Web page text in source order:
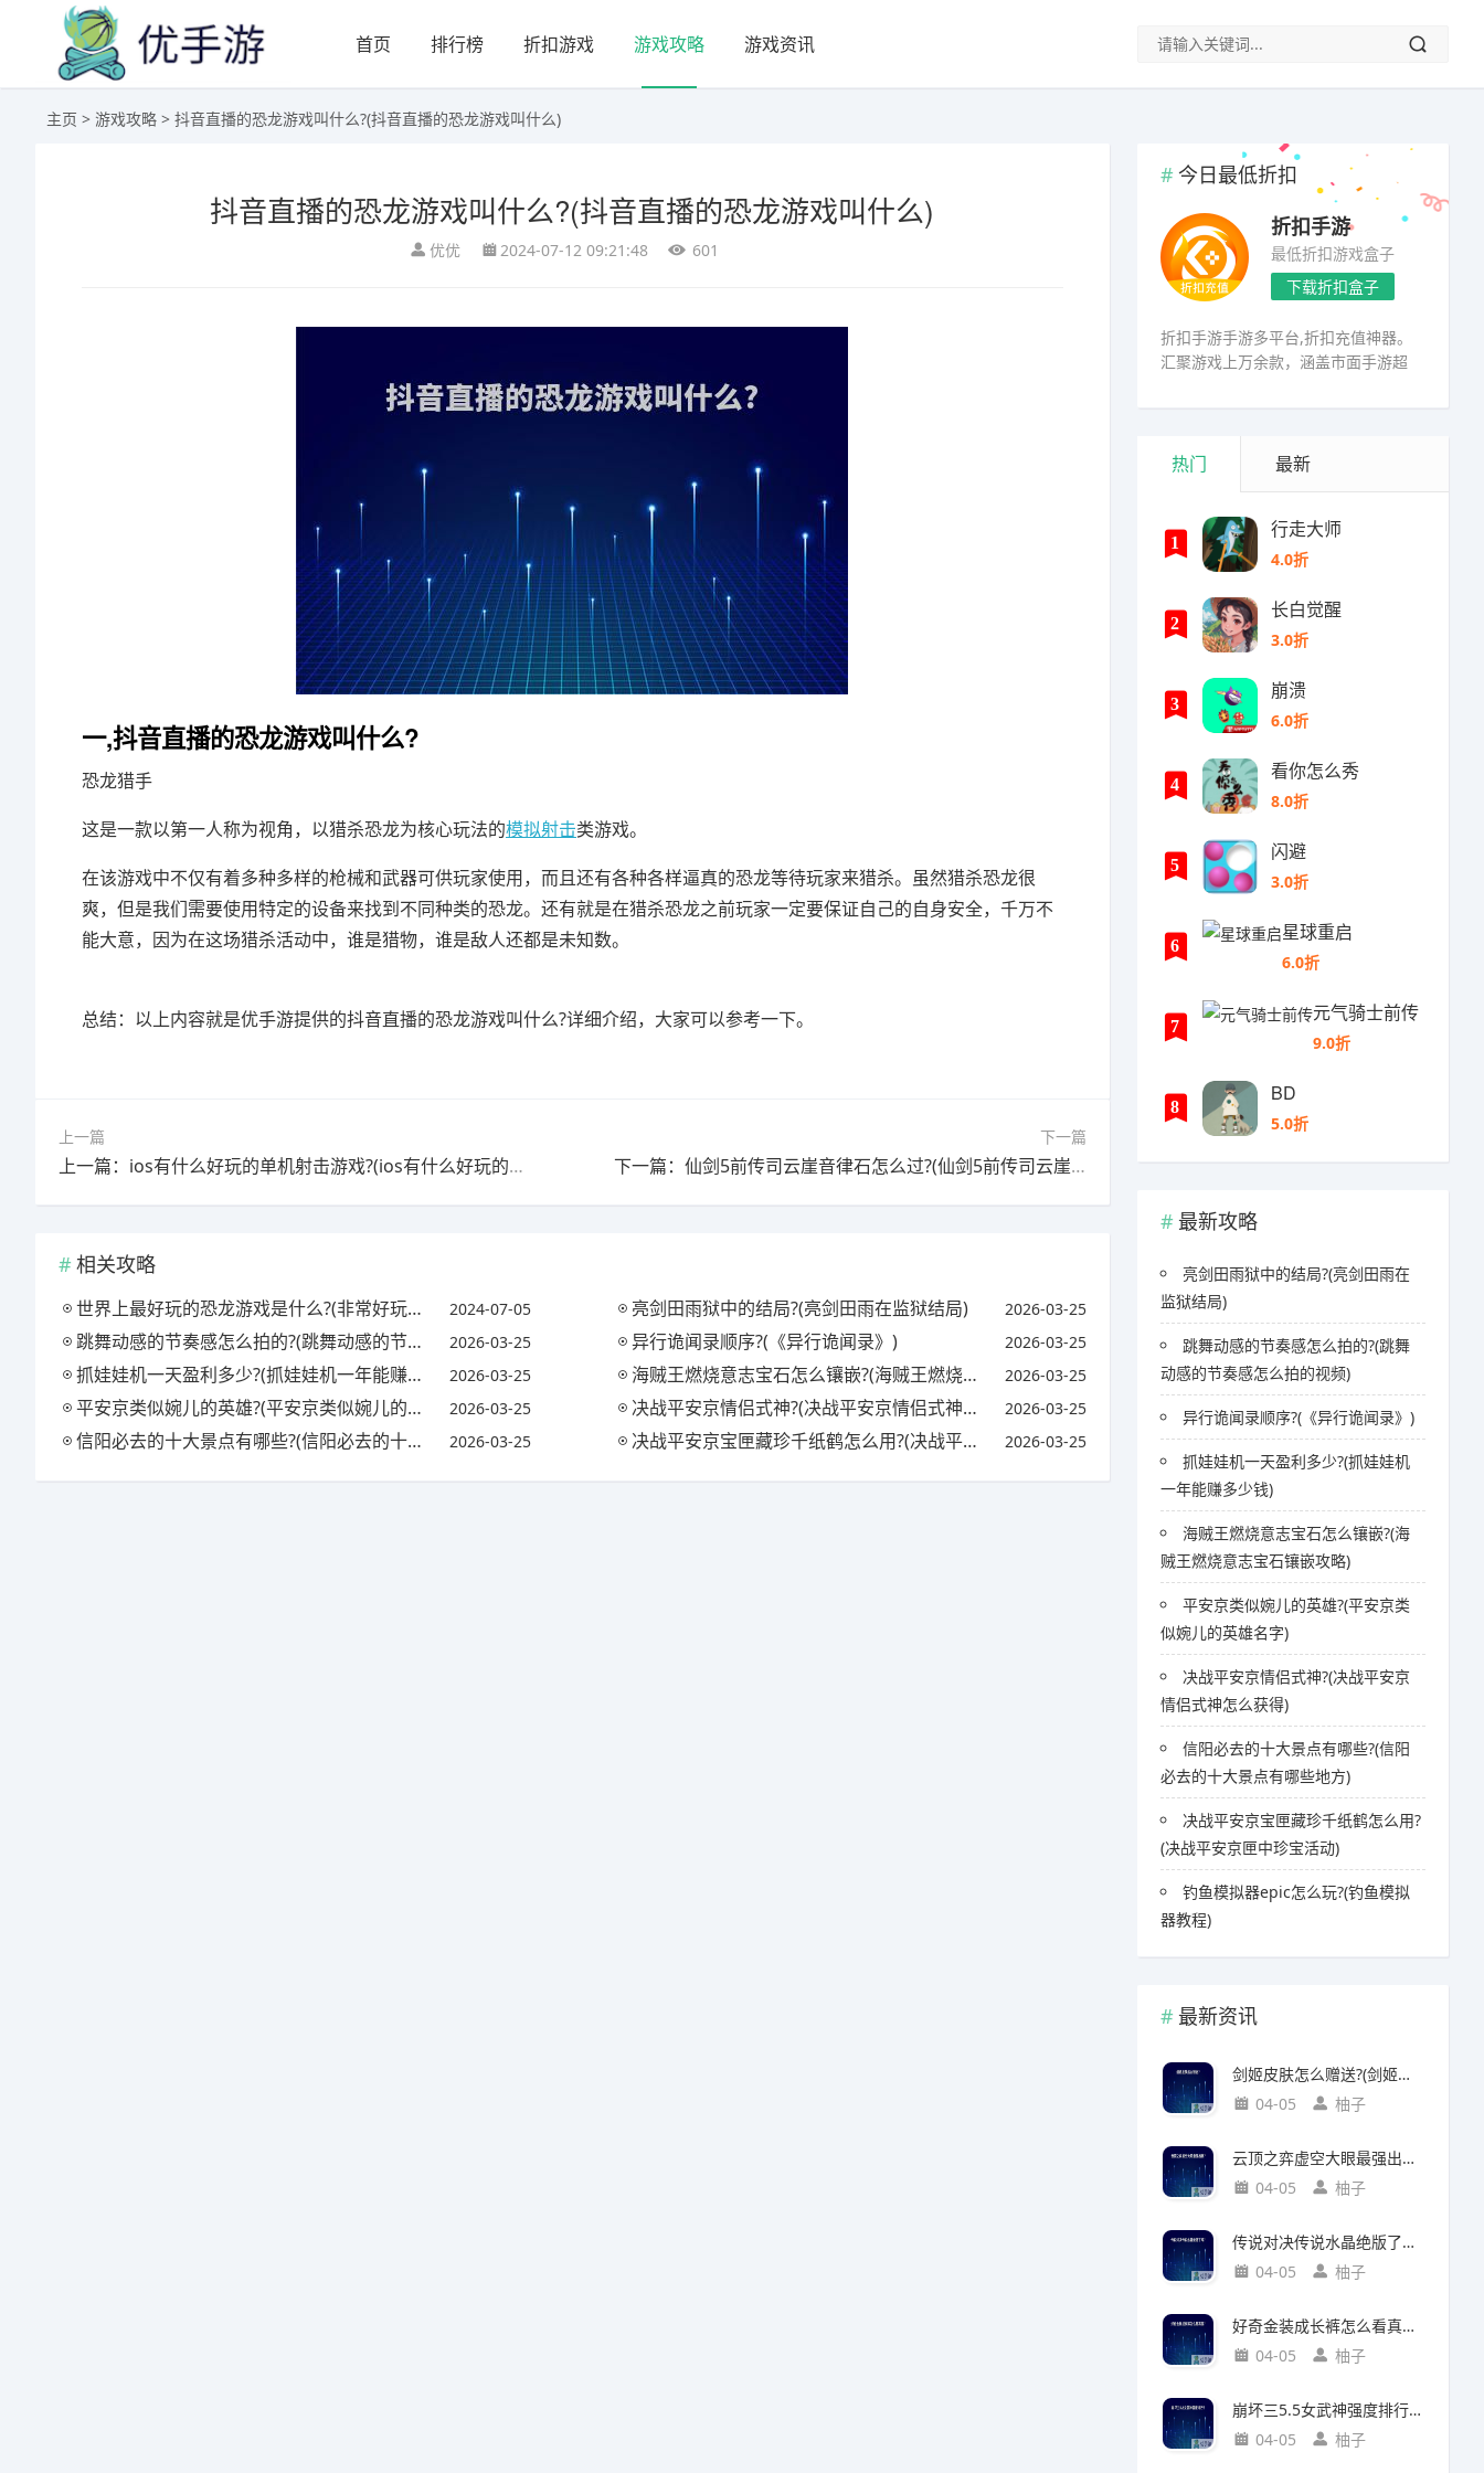
首页 排行榜 折扣游戏 游戏攻略 游戏资讯
主页 > 游戏攻略 > 抖音直播的恐龙游戏叫什么?(抖音直播的恐龙游戏叫什么)
抖音直播的恐龙游戏叫什么?(抖音直播的恐龙游戏叫什么)
优优 2024-07-12 09:21:48 601
一,抖音直播的恐龙游戏叫什么?
恐龙猎手
这是一款以第一人称为视角，以猎杀恐龙为核心玩法的模拟射击类游戏。
在该游戏中不仅有着多种多样的枪械和武器可供玩家使用，而且还有各种各样逼真的恐龙等待玩家来猎杀。虽然猎杀恐龙很
爽，但是我们需要使用特定的设备来找到不同种类的恐龙。还有就是在猎杀恐龙之前玩家一定要保证自己的自身安全，千万不
能大意，因为在这场猎杀活动中，谁是猎物，谁是敌人还都是未知数。
总结：以上内容就是优手游提供的抖音直播的恐龙游戏叫什么?详细介绍，大家可以参考一下。
上一篇
上一篇：ios有什么好玩的单机射击游戏?(ios有什么好玩的单机射击游戏手游)
下一篇
下一篇：仙剑5前传司云崖音律石怎么过?(仙剑5前传司云崖音律石有什么用)
相关攻略
世界上最好玩的恐龙游戏是什么?(非常好玩的恐龙游戏) 2024-07-05 亮剑田雨狱中的结局?(亮剑田雨在监狱结局) 2026-03-25
跳舞动感的节奏感怎么拍的?(跳舞动感的节奏感怎么拍的视频) 2026-03-25 异行诡闻录顺序?(《异行诡闻录》) 2026-03-25
抓娃娃机一天盈利多少?(抓娃娃机一年能赚多少钱) 2026-03-25 海贼王燃烧意志宝石怎么镶嵌?(海贼王燃烧意志宝石镶嵌攻略) 2026-03-25
平安京类似婉儿的英雄?(平安京类似婉儿的英雄名字) 2026-03-25 决战平安京情侣式神?(决战平安京情侣式神怎么获得) 2026-03-25
信阳必去的十大景点有哪些?(信阳必去的十大景点有哪些地方) 2026-03-25 决战平安京宝匣藏珍千纸鹤怎么用?(决战平安京匣中珍宝活动) 2026-03-25
今日最低折扣
折扣手游
最低折扣游戏盒子
下载折扣盒子
折扣手游手游多平台,折扣充值神器。
汇聚游戏上万余款，涵盖市面手游超
热门 最新
1
行走大师
4.0折
2
长白觉醒
3.0折
3
崩溃
6.0折
4
看你怎么秀
8.0折
5
闪避
3.0折
6
星球重启
6.0折
7
元气骑士前传
9.0折
8
BD
5.0折
最新攻略
亮剑田雨狱中的结局?(亮剑田雨在
监狱结局)
跳舞动感的节奏感怎么拍的?(跳舞
动感的节奏感怎么拍的视频)
异行诡闻录顺序?(《异行诡闻录》)
抓娃娃机一天盈利多少?(抓娃娃机
一年能赚多少钱)
海贼王燃烧意志宝石怎么镶嵌?(海
贼王燃烧意志宝石镶嵌攻略)
平安京类似婉儿的英雄?(平安京类
似婉儿的英雄名字)
决战平安京情侣式神?(决战平安京
情侣式神怎么获得)
信阳必去的十大景点有哪些?(信阳
必去的十大景点有哪些地方)
决战平安京宝匣藏珍千纸鹤怎么用?
(决战平安京匣中珍宝活动)
钓鱼模拟器epic怎么玩?(钓鱼模拟
器教程)
最新资讯
剑姬皮肤怎么赠送?(剑姬皮肤怎么赠送给别人)
04-05
柚子
云顶之弈虚空大眼最强出装?(云顶之弈虚空之眼出装)
04-05
柚子
传说对决传说水晶绝版了吗?(传说对决 传说水晶)
04-05
柚子
好奇金装成长裤怎么看真假?(好奇金装成长裤怎么看真假鉴别)
04-05
柚子
崩坏三5.5女武神强度排行?(崩坏三5.2女武神强度)
04-05
柚子